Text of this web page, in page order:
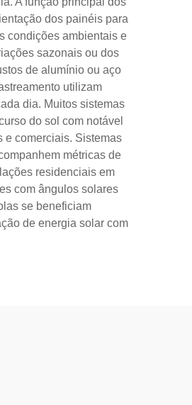
dos painéis para
condições ambientais e
sazonais ou dos
de alumínio ou aço
utilizam
dia. Muitos sistemas
do sol com notável
e comerciais. Sistemas
métricas de
residenciais em
com ângulos solares
se beneficiam
de energia solar com